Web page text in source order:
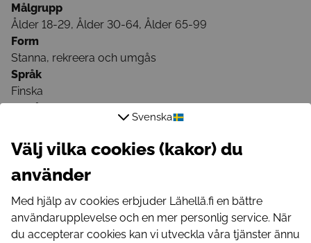
Målgrupp
Ålder 18-29, Ålder 30-64, Ålder 65-99
Form
Stanna, rekreera och umgås
Språk
Finska
Område
Finns det en avgift?
Kostnadsfri
Läs mer
Webbadress
https://www.hyvy.fi/toimintaa/illankassa/
Svenska
Välj vilka cookies (kakor) du
använder
Med hjälp av cookies erbjuder Lähellä.fi en bättre
användarupplevelse och en mer personlig service. När
du accepterar cookies kan vi utveckla våra tjänster ännu